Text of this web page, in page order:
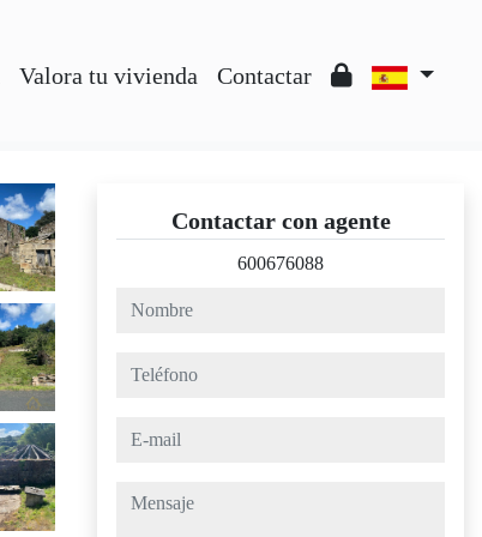
Valora tu vivienda Contactar
Contactar con agente
600676088
nombre
teléfono
e-mail
mensaje